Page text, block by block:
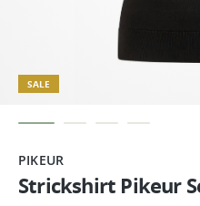
SALE
PIKEUR
Strickshirt Pikeur